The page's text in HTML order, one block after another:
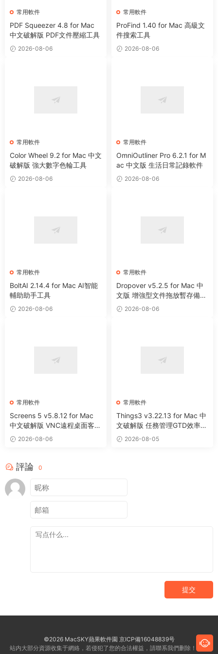
常用軟件
PDF Squeezer 4.8 for Mac
中文破解版 PDF文件壓縮工具
2026-08-06
常用軟件
ProFind 1.40 for Mac 高級文
件搜索工具
2026-08-06
常用軟件
Color Wheel 9.2 for Mac 中文
破解版 強大數字色輪工具
2026-08-06
常用軟件
OmniOutliner Pro 6.2.1 for M
ac 中文版 生活日常記錄軟件
2026-08-06
常用軟件
BoltAI 2.14.4 for Mac AI智能
輔助助手工具
2026-08-06
常用軟件
Dropover v5.2.5 for Mac 中
文版 增強型文件拖放暫存備用
整理工具
2026-08-06
常用軟件
Screens 5 v5.8.12 for Mac
中文破解版 VNC遠程桌面客戶
端應用程序
2026-08-06
常用軟件
Things3 v3.22.13 for Mac 中
文破解版 任務管理GTD效率工
具 2026-08-05
評論 0
提交
©2026 MacSKY蘋果軟件園 京ICP備16048839号
站内大部分資源收集于網絡，若侵犯了您的合法權益，請聯系我們删除！客服